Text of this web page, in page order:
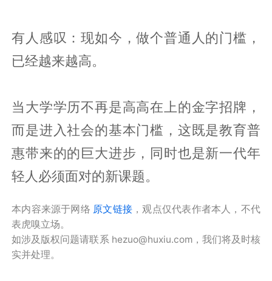
有人感叹：现如今，做个普通人的门槛，
已经越来越高。
当大学学历不再是高高在上的金字招牌，
而是进入社会的基本门槛，这既是教育普
惠带来的的巨大进步，同时也是新一代年
轻人必须面对的新课题。
本内容来源于网络 原文链接 ，观点仅代表作者本人，不代
表虎嗅立场。
如涉及版权问题请联系 hezuo@huxiu.com，我们将及时核
实并处理。